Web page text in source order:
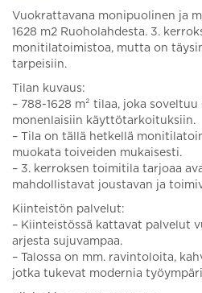
Vuokrattavana monipuolinen ja
1628 m2 Ruoholahdesta. 3.
monitilatoimistoa, mutta on
tarpeisiin.
Tilan kuvaus:
– 788-1628 m² tilaa, joka
monenlaisiin käyttötarkoituksiin.
– Tila on tällä hetkellä
muokata toiveiden mukaisesti.
– 3. kerroksen toimitila tarjoaa
mahdollistavat joustavan ja
Kiinteistön palvelut:
– Kiinteistössä kattavat palvelut
arjesta sujuvampaa.
– Talossa on mm. ravintoloita,
jotka tukevat modernia